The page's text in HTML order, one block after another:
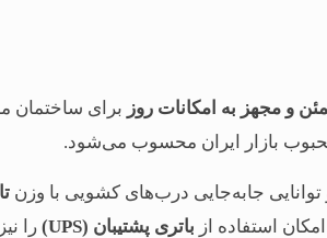
و مجهز به امکانات روز برای ساختمان
بازار ایران محسوب می‌شود.
جابه‌جایی درب‌های کشویی با وزن تا 600 کیلوگرم
استفاده از باتری پشتیبان (UPS)
را